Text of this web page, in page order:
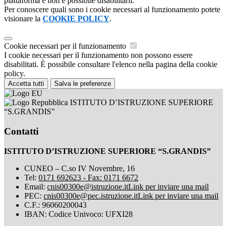
Per conoscere quali sono i cookie necessari al funzionamento potete
visionare la COOKIE POLICY.
Cookie necessari per il funzionamento
I cookie necessari per il funzionamento non possono essere
disabilitati. È possibile consultare l'elenco nella pagina della cookie
policy.
Accetta tutti Salva le preferenze
ISTITUTO D’ISTRUZIONE SUPERIORE
“S.GRANDIS”
Contatti
ISTITUTO D’ISTRUZIONE SUPERIORE “S.GRANDIS”
CUNEO – C.so IV Novembre, 16
Tel: 0171 692623 - Fax: 0171 6672
Email: cnis00300e@istruzione.itLink per inviare una mail
PEC: cnis00300e@pec.istruzione.itLink per inviare una mail
C.F.: 96060200043
IBAN: Codice Univoco: UFXI28